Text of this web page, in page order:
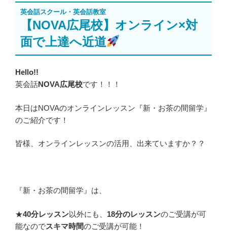
稿
日:
英会話スクール・英会話教室
【NOVA広尾校】オンライン×対
面で上達へ近道
Hello!!
英会話NOVA広尾校です！！！
本日はNOVAのオンラインレッスン『新・お茶の間留学』
のご紹介です！
皆様、オンラインレッスンの活用、出来ていますか？？
『新・お茶の間留学』は、
★40分レッスン以外にも、 18分のレッスンのご受講が可
能なのでスキマ時間のご受講が可能！